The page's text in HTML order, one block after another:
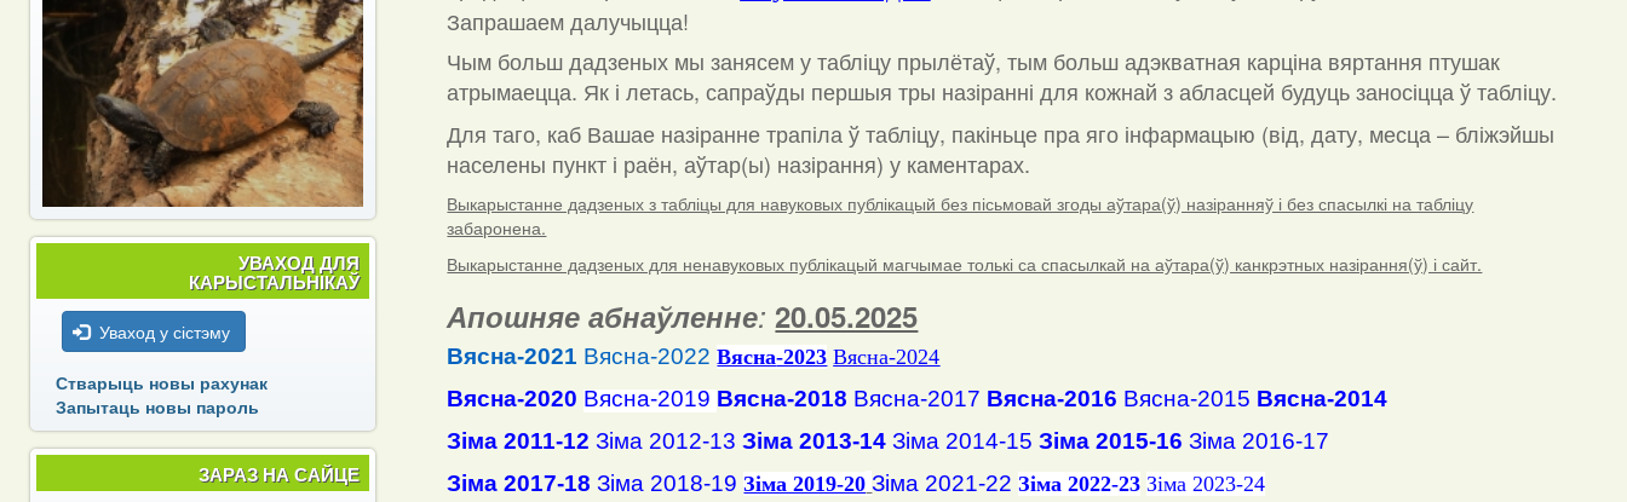
Запрашаем далучыцца!
Чым больш дадзеных мы занясем у табліцу прылётаў, тым больш адэкватная карціна вяртання птушак
атрымаецца. Як і летась, сапраўды першыя тры назіранні для кожнай з абласцей будуць заносіцца ў табліцу.
Для таго, каб Вашае назіранне трапіла ў табліцу, пакіньце пра яго інфармацыю (від, дату, месца – бліжэйшы
населены пункт і раён, аўтар(ы) назірання) у каментарах.
Выкарыстанне дадзеных з табліцы для навуковых публікацый без пісьмовай згоды аўтара(ў) назіранняў і без спасылкі на табліцу
забаронена.
Выкарыстанне дадзеных для ненавуковых публікацый магчымае толькі са спасылкай на аўтара(ў) канкрэтных назірання(ў) і сайт.
Апошняе абнаўленне:20.05.2025
Вясна-2021 Вясна-2022 Вясна-2023 Вясна-2024
Вясна-2020 Вясна-2019 Вясна-2018 Вясна-2017 Вясна-2016 Вясна-2015 Вясна-2014
Зіма 2011-12 Зіма 2012-13 Зіма 2013-14 Зіма 2014-15 Зіма 2015-16 Зіма 2016-17
Зіма 2017-18 Зіма 2018-19 Зіма 2019-20 Зіма 2021-22 Зіма 2022-23 Зіма 2023-24
УВАХОД ДЛЯ
КАРЫСТАЛЬНІКАЎ
Уваход у сістэму
Стварыць новы рахунак
Запытаць новы пароль
ЗАРАЗ НА САЙЦЕ